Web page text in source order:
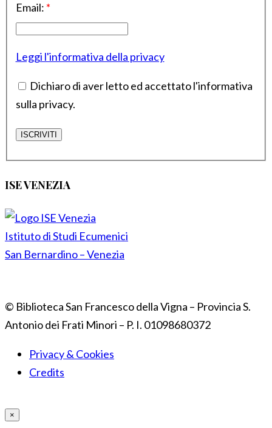
Email: *
Leggi l'informativa della privacy
Dichiaro di aver letto ed accettato l'informativa
sulla privacy.
ISE VENEZIA
Istituto di Studi Ecumenici
San Bernardino – Venezia
© Biblioteca San Francesco della Vigna – Provincia S.
Antonio dei Frati Minori – P. I. 01098680372
Privacy & Cookies
Credits
×